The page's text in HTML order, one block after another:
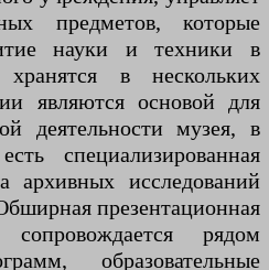
предметов, которые
науки и техники в
в нескольких
являются основой для
деятельности музея, в
специализированная
архивных исследований
презентационная
сопровождается рядом
образовательные